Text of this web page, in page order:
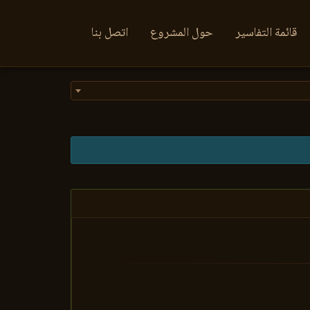
قائمة التفاسير حول المشروع اتصل بنا